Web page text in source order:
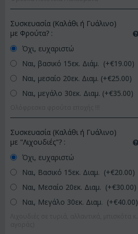
Συσκευασία (Καλάθι ή Γυάλινο)
με Φρούτα? :
Όχι, ευχαριστώ
Ναι, βασικό 15εκ. Διάμ. (+€19.00)
Ναι, μεσαίο 20εκ. Διαμ. (+€25.00)
Ναι, μεγάλο 30εκ. Διαμ. (+€35.00)
Συσκευασία (Καλάθι ή Γυάλινο)
με "Λιχουδιές"? :
Όχι, ευχαριστώ
Ναι, Βασικό 15εκ. Διαμ. (+€20.00)
Ναι, Μεσαίο 20εκ. Διαμ. (+€30.00)
Ναι, Μεγάλο 30εκ. Διαμ. (+€40.00)